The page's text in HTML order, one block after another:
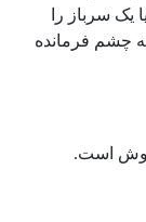
سرباز را
چشم فرمانده
است.